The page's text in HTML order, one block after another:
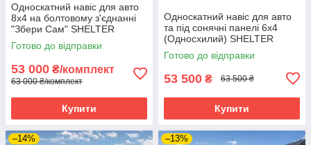
Односкатний навіс для авто
8х4 на болтовому з'єднанні
"Збери Сам" SHELTER
STANDART
Готово до відправки
53 000 ₴/комплект
63 000 ₴/комплект
Купити
Односкатний навіс для авто
та під сонячні панелі 6х4
(Односхилий) SHELTER
SOLAR
Готово до відправки
53 500 ₴ 63 500 ₴
Купити
–14% –13%